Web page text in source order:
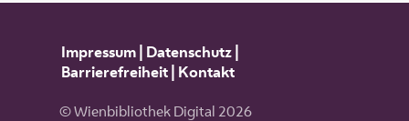
Impressum| Datenschutz|
Barrierefreiheit| Kontakt
© Wienbibliothek Digital 2026